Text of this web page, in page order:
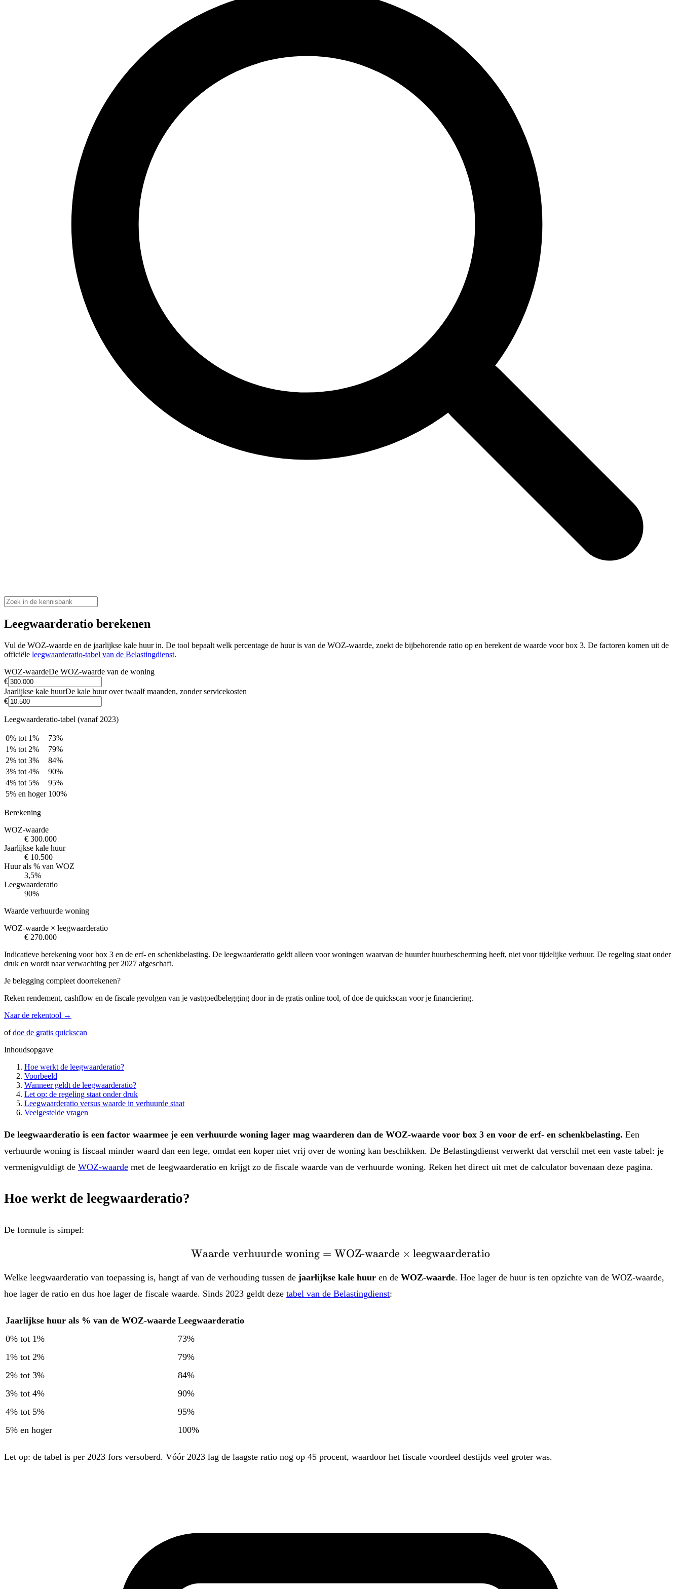
Leegwaarderatio berekenen
Vul de WOZ-waarde en de jaarlijkse kale huur in. De tool bepaalt welk percentage de huur is van de WOZ-waarde, zoekt de bijbehorende ratio op en berekent de waarde voor box 3. De factoren komen uit de
officiële leegwaarderatio-tabel van de Belastingdienst.
WOZ-waardeDe WOZ-waarde van de woning
€
Jaarlijkse kale huurDe kale huur over twaalf maanden, zonder servicekosten
€
Leegwaarderatio-tabel (vanaf 2023)
0% tot 1%
73%
1% tot 2%
79%
2% tot 3%
84%
3% tot 4%
90%
4% tot 5%
95%
5% en hoger 100%
Berekening
WOZ-waarde
€ 300.000
Jaarlijkse kale huur
€ 10.500
Huur als % van WOZ
3,5%
Leegwaarderatio
90%
Waarde verhuurde woning
WOZ-waarde × leegwaarderatio
€ 270.000
Indicatieve berekening voor box 3 en de erf- en schenkbelasting. De leegwaarderatio geldt alleen voor woningen waarvan de huurder huurbescherming heeft, niet voor tijdelijke verhuur. De regeling staat onder
druk en wordt naar verwachting per 2027 afgeschaft.
Je belegging compleet doorrekenen?
Reken rendement, cashflow en de fiscale gevolgen van je vastgoedbelegging door in de gratis online tool, of doe de quickscan voor je financiering.
Naar de rekentool →
of doe de gratis quickscan
Inhoudsopgave
Hoe werkt de leegwaarderatio?
Voorbeeld
Wanneer geldt de leegwaarderatio?
Let op: de regeling staat onder druk
Leegwaarderatio versus waarde in verhuurde staat
Veelgestelde vragen
De leegwaarderatio is een factor waarmee je een verhuurde woning lager mag waarderen dan de WOZ-waarde voor box 3 en voor de erf- en schenkbelasting. Een
verhuurde woning is fiscaal minder waard dan een lege, omdat een koper niet vrij over de woning kan beschikken. De Belastingdienst verwerkt dat verschil met een vaste tabel: je
vermenigvuldigt de WOZ-waarde met de leegwaarderatio en krijgt zo de fiscale waarde van de verhuurde woning. Reken het direct uit met de calculator bovenaan deze pagina.
Hoe werkt de leegwaarderatio?
De formule is simpel:
\text{Waarde verhuurde woning} = \text{WOZ-waarde} \times
Waarde verhuurde woning = WOZ-waarde × leegwaarderatio
Welke leegwaarderatio van toepassing is, hangt af van de verhouding tussen de jaarlijkse kale huur en de WOZ-waarde. Hoe lager de huur is ten opzichte van de WOZ-waarde,
hoe lager de ratio en dus hoe lager de fiscale waarde. Sinds 2023 geldt deze tabel van de Belastingdienst:
Jaarlijkse huur als % van de WOZ-waarde Leegwaarderatio
0% tot 1%
73%
1% tot 2%
79%
2% tot 3%
84%
3% tot 4%
90%
4% tot 5%
95%
5% en hoger
100%
Let op: de tabel is per 2023 fors versoberd. Vóór 2023 lag de laagste ratio nog op 45 procent, waardoor het fiscale voordeel destijds veel groter was.